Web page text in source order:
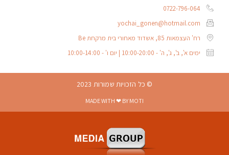
0722-796-064
yochai_gonen@hotmail.com
רח' העצמאות 85, אשדוד מאחורי בית מרקחת Be
ימים א', ב', ג', ה' - 10:00-20:00 | יום ו' - 10:00-14:00
© כל הזכויות שמורות 2023
MADE WITH ❤ BY MOTI